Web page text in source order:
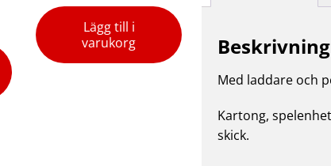
Lägg till i
varukorg
Beskrivning
Med laddare och
Kartong,
skick.